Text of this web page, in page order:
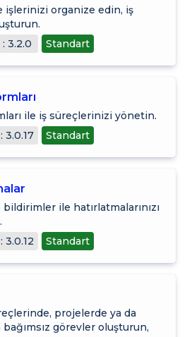
işlerinizi organize edin, iş
3.2.0
Standart
ile iş süreçlerinizi yönetin.
3.0.17
Standart
ile hatırlatmalarınızı
3.0.12
Standart
projelerde ya da
görevler oluşturun,